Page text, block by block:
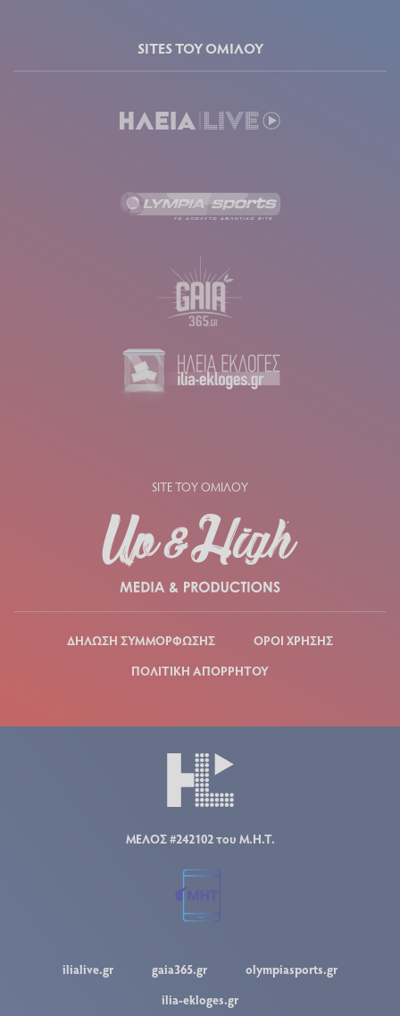
SITES ΤΟΥ ΟΜΙΛΟΥ
SITE ΤΟΥ ΟΜΙΛΟΥ
ΔΗΛΩΣΗ ΣΥΜΜΟΡΦΩΣΗΣ
ΟΡΟΙ ΧΡΗΣΗΣ
ΠΟΛΙΤΙΚΗ ΑΠΟΡΡΗΤΟΥ
ΜΕΛΟΣ #242102 του Μ.Η.Τ.
ilialive.gr gaia365.gr
olympiasports.gr
ilia-ekloges.gr